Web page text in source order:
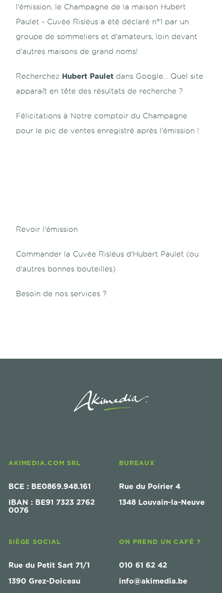
l'émission, le Champagne de la maison Hubert
Paulet - Cuvée Risléus a été déclaré n°1 par un
groupe de sommeliers et d'amateurs, loin devant
d'autres maisons de grand noms!
Recherchez Hubert Paulet dans Google… Quel site
apparaît en tête des résultats de recherche ?
Félicitations à Notre comptoir du Champagne
pour le pic de ventes enregistré après l'émission !
Revoir l'émission
Commander la Cuvée Risléus d'Hubert Paulet (ou
d'autres bonnes bouteilles)
Besoin de nos services ?
AKIMEDIA.COM SRL
BCE : BE0869.948.161
IBAN : BE91 7323 2762
0076
BUREAUX
Rue du Poirier 4
1348 Louvain-la-Neuve
SIÈGE SOCIAL
Rue du Petit Sart 71/1
1390 Grez-Doiceau
ON PREND UN CAFÉ ?
010 61 62 42
info@akimedia.be